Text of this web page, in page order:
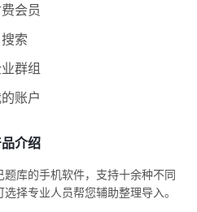
会员
搜索
群组
账户
介绍
题库的手机软件，支持十余种不同
择专业人员帮您辅助整理导入。